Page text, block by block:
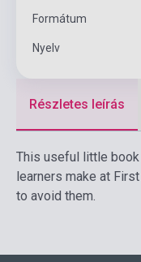
Formátum
Nyelv
Részletes leírás
This useful little
learners make at
to avoid them.